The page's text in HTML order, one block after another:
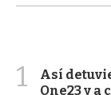
1
Así
One23 y